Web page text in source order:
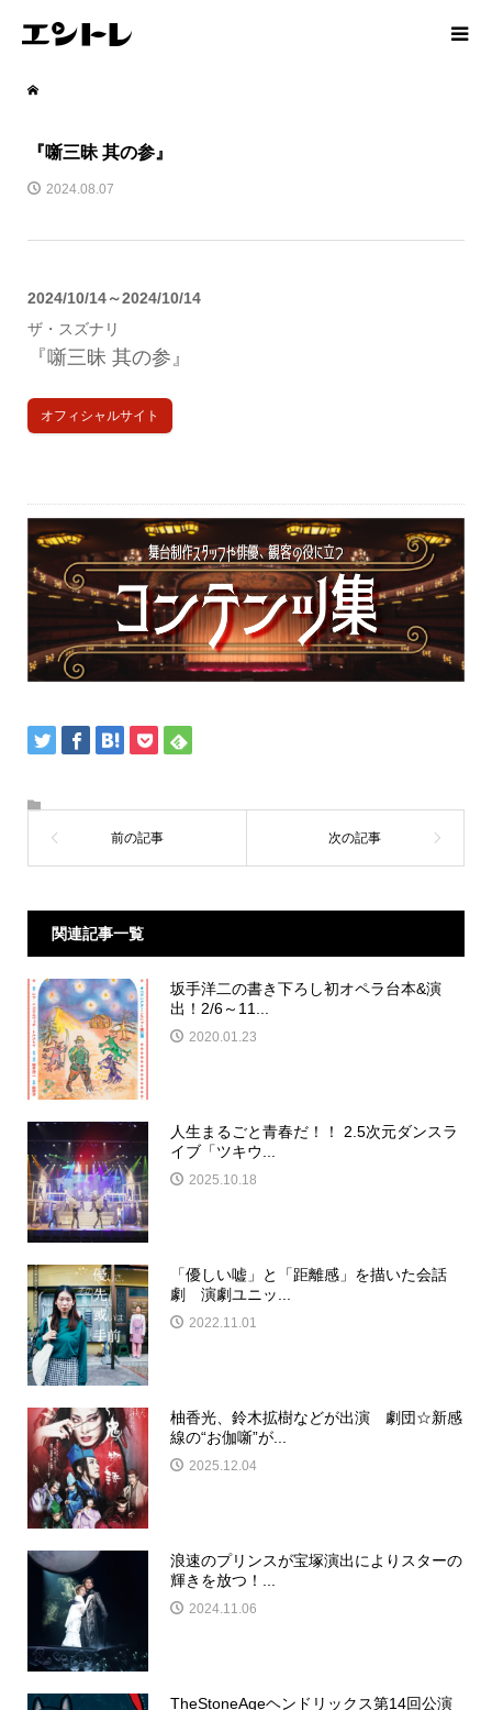
『噺三昧 其の参』
2024.08.07
2024/10/14～2024/10/14
ザ・スズナリ
『噺三昧 其の参』
オフィシャルサイト
関連記事一覧
坂手洋二の書き下ろし初オペラ台本&演
出！2/6～11...
2020.01.23
人生まるごと青春だ！！ 2.5次元ダンスラ
イブ「ツキウ...
2025.10.18
「優しい嘘」と「距離感」を描いた会話
劇 演劇ユニッ...
2022.11.01
柚香光、鈴木拡樹などが出演 劇団☆新感
線の“お伽噺”が...
2025.12.04
浪速のプリンスが宝塚演出によりスターの
輝きを放つ！...
2024.11.06
TheStoneAgeヘンドリックス第14回公演